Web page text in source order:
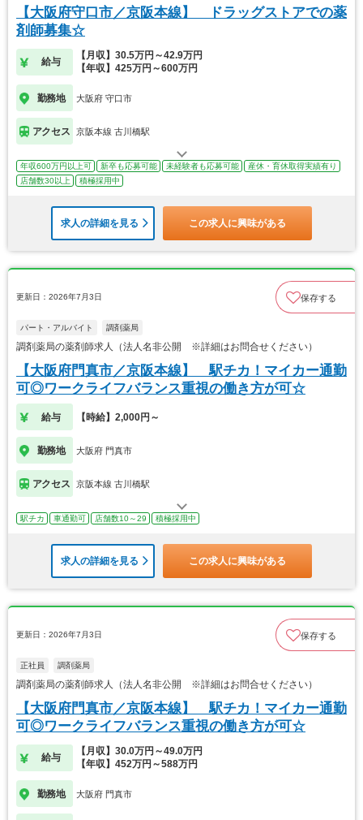
【大阪府守口市／京阪本線】 ドラッグストアでの薬
剤師募集☆
給与
【月収】30.5万円～42.9万円
【年収】425万円～600万円
勤務地 大阪府 守口市
アクセス 京阪本線 古川橋駅
年収600万円以上可 新卒も応募可能 未経験者も応募可能
産休・育休取得実績有り
店舗数30以上
積極採用中
求人の詳細を見る この求人に興味がある
更新日：2026年7月3日 保存する
パート・アルバイト 調剤薬局
調剤薬局の薬剤師求人（法人名非公開 ※詳細はお問合せください）
【大阪府門真市／京阪本線】 駅チカ！マイカー通勤
可◎ワークライフバランス重視の働き方が可☆
給与 【時給】2,000円～
勤務地 大阪府 門真市
アクセス 京阪本線 古川橋駅
駅チカ 車通勤可 店舗数10～29 積極採用中
求人の詳細を見る この求人に興味がある
更新日：2026年7月3日 保存する
正社員 調剤薬局
調剤薬局の薬剤師求人（法人名非公開 ※詳細はお問合せください）
【大阪府門真市／京阪本線】 駅チカ！マイカー通勤
可◎ワークライフバランス重視の働き方が可☆
給与
【月収】30.0万円～49.0万円
【年収】452万円～588万円
勤務地 大阪府 門真市